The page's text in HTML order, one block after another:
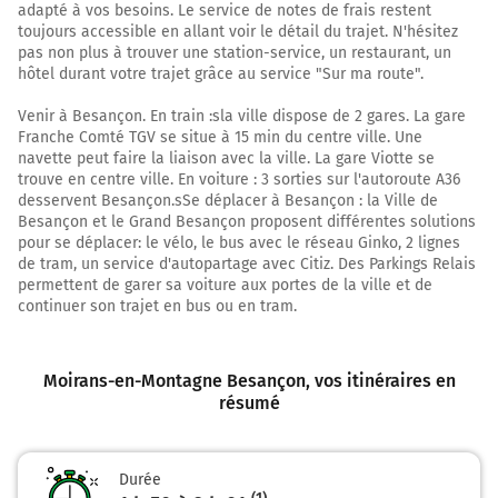
Tourner à droite sur D470 et continuer sur 3,1
kilomètres
Tourner légèrement à gauche sur D678 et continuer sur
1 kilomètre
26,9 km
Continuer D678 sur 2,1 kilomètres
27,9 km
Au rond-point, prendre la 1ère sortie sur D52 et
30,0 km
Au rond-point, prendre la 4ème sortie sur D678 (Route
35,6 km
adapté à vos besoins. Le service de notes de frais restent
toujours accessible en allant voir le détail du trajet. N'hésitez
pas non plus à trouver une station-service, un restaurant, un
hôtel durant votre trajet grâce au service "Sur ma route".
Venir à Besançon. En train :sla ville dispose de 2 gares. La gare
Franche Comté TGV se situe à 15 min du centre ville. Une
navette peut faire la liaison avec la ville. La gare Viotte se
trouve en centre ville. En voiture : 3 sorties sur l'autoroute A36
desservent Besançon.sSe déplacer à Besançon : la Ville de
Besançon et le Grand Besançon proposent différentes solutions
pour se déplacer: le vélo, le bus avec le réseau Ginko, 2 lignes
de tram, un service d'autopartage avec Citiz. Des Parkings Relais
permettent de garer sa voiture aux portes de la ville et de
continuer son trajet en bus ou en tram.
Moirans-en-Montagne Besançon, vos itinéraires en
résumé
Durée